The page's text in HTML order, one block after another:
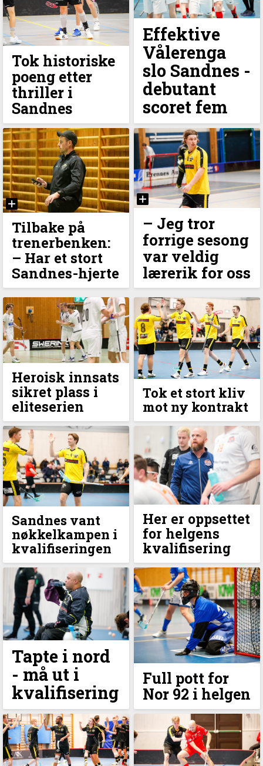
Tok historiske
poeng etter
thriller i
Sandnes
Effektive
Vålerenga
slo Sandnes -
debutant
scoret fem
Tilbake på
trenerbenken:
– Har et stort
Sandnes-hjerte
–⁠ Jeg tror
forrige sesong
var veldig
lærerik for oss
Heroisk innsats
sikret plass i
eliteserien
Tok et stort kliv
mot ny kontrakt
Sandnes vant
nøkkelkampen i
kvalifiseringen
Her er oppsettet
for helgens
kvalifisering
Tapte i nord
- må ut i
kvalifisering
Full pott for
Nor 92 i helgen